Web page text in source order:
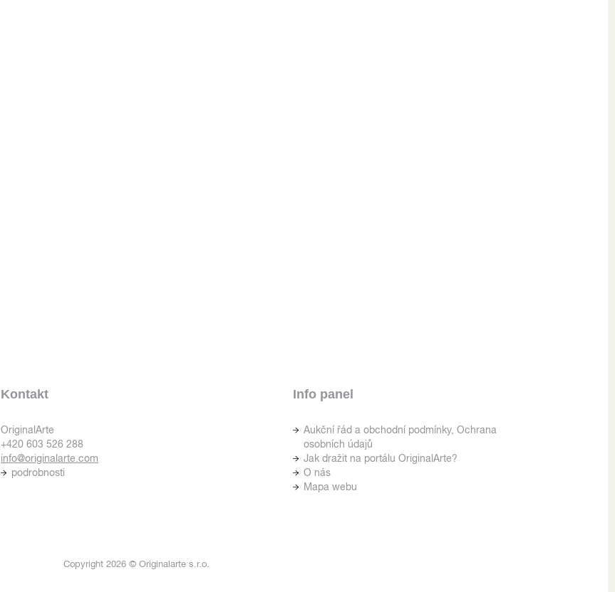
Kontakt
OriginalArte
+420 603 526 288
info@originalarte.com
podrobnosti
Info panel
Aukční řád a obchodní podmínky, Ochrana
osobních údajů
Jak dražit na portálu OriginalArte?
O nás
Mapa webu
Copyright 2026 © Originalarte s.r.o.